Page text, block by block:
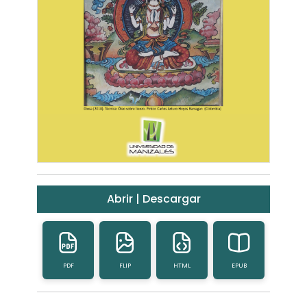
Abrir | Descargar
PDF FLIP HTML EPUB